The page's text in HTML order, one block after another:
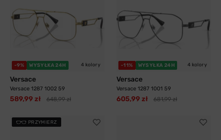
-9% WYSYŁKA 24H 4 kolory
Versace
Versace 1287 1002 59
589,99 zł 648,99 zł
-11% WYSYŁKA 24H 4 kolory
Versace
Versace 1287 1001 59
605,99 zł 681,99 zł
PRZYMIERZ